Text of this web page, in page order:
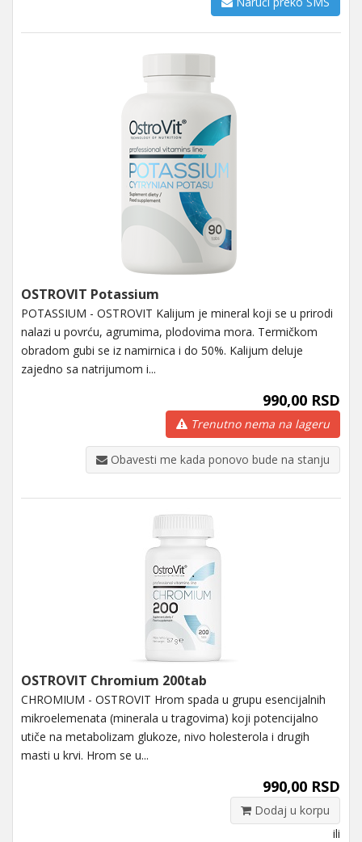
OSTROVIT Potassium
POTASSIUM - OSTROVIT Kalijum je mineral koji se u prirodi
nalazi u povrću, agrumima, plodovima mora. Termičkom
obradom gubi se iz namirnica i do 50%. Kalijum deluje
zajedno sa natrijumom i...
990,00 RSD
Trenutno nema na lageru
Obavesti me kada ponovo bude na stanju
OSTROVIT Chromium 200tab
CHROMIUM - OSTROVIT Hrom spada u grupu esencijalnih
mikroelemenata (minerala u tragovima) koji potencijalno
utiče na metabolizam glukoze, nivo holesterola i drugih
masti u krvi. Hrom se u...
990,00 RSD
Dodaj u korpu
ili